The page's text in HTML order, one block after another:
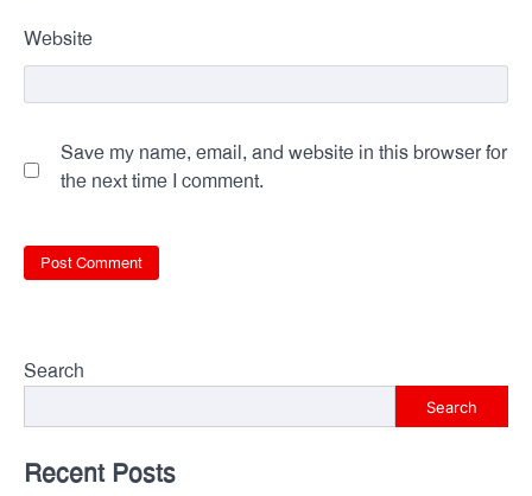
Website
Save my name, email, and website in this browser for
the next time I comment.
Search
Search
Recent Posts